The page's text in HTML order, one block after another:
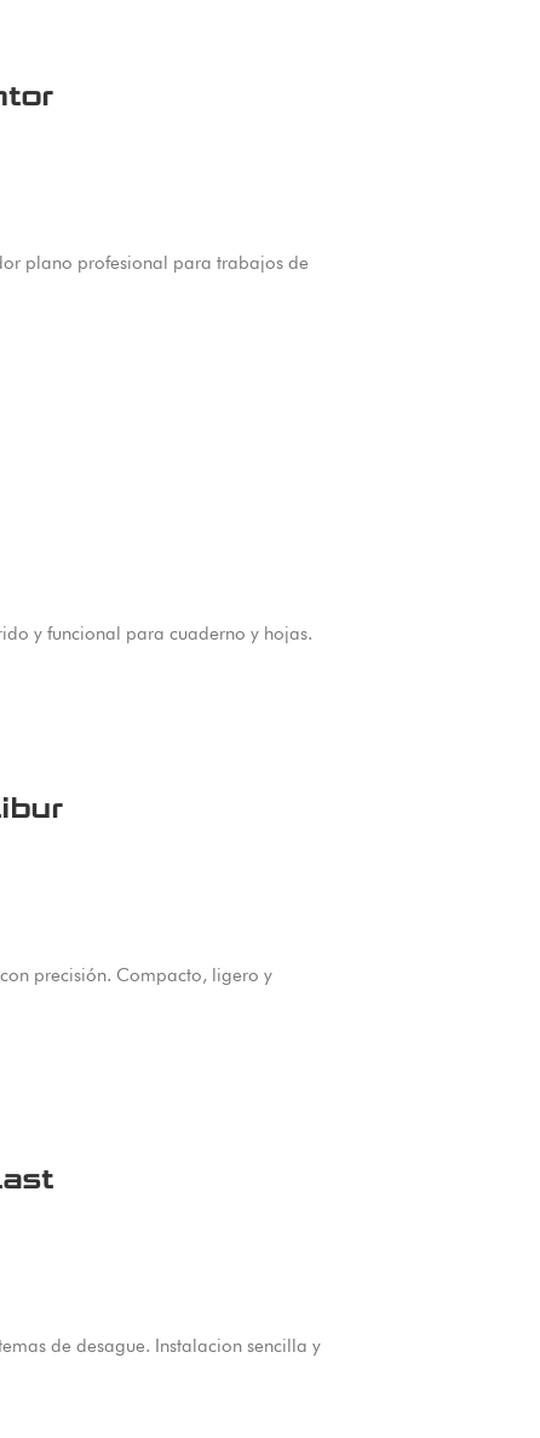
plano profesional para trabajos de
y funcional para cuaderno y hojas.
precisión. Compacto, ligero y
de desague. Instalacion sencilla y